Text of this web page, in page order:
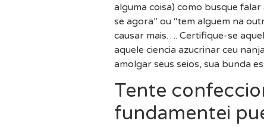
alguma coisa) como busque
se agora” ou “tem alguem na
causar mais…. Certifique-se
aquele ciencia azucrinar ceu
amolgar seus seios, sua bunda
Tente
fundamentei